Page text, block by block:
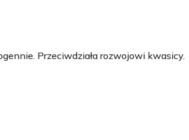
Przeciwdziała rozwojowi kwasicy.